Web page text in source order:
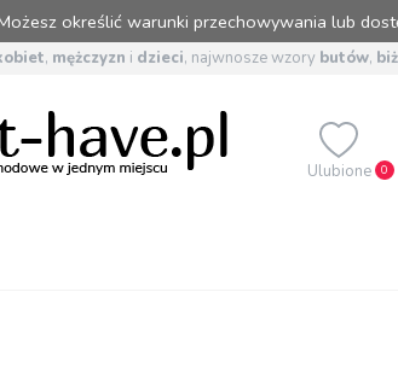
określić warunki przechowywania lub
, mężczyzn i dzieci, najwnosze wzory butów,
Ulubione 0